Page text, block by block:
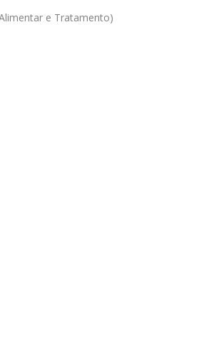
e Tratamento)